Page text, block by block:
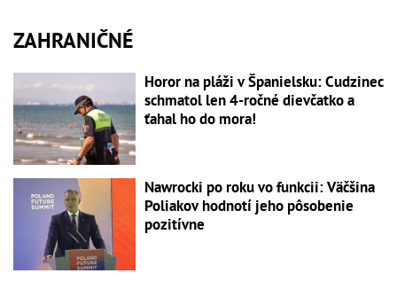
ZAHRANIČNÉ
Horor na pláži v Španielsku: Cudzinec
schmatol len 4-ročné dievčatko a
ťahal ho do mora!
Nawrocki po roku vo funkcii: Väčšina
Poliakov hodnotí jeho pôsobenie
pozitívne